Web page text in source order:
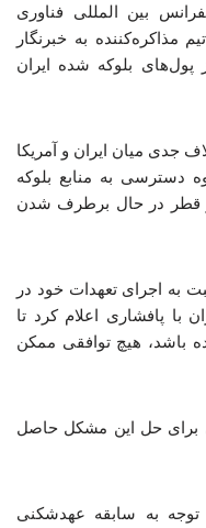
بین المللی فناوری
مذاکره‌کننده به خبرنگار
بلوکه شده ایران
جدی میان ایران و آمریکا
دسترسی به منابع بلوکه
قطر در حال برطرف شدن
به اجرای تعهدات خود در
با پافشاری اعلام کرد تا
باشد، هیچ توافقی ممکن
برای حل این مشکل حاصل
توجه به سابقه عهدشکنی